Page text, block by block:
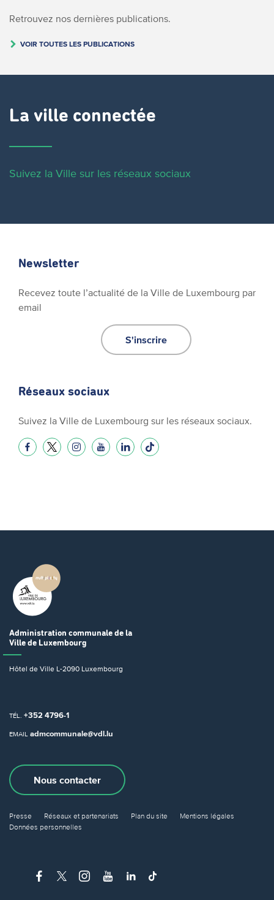
Retrouvez nos dernières publications.
VOIR TOUTES LES PUBLICATIONS
La ville connectée
Suivez la Ville sur les réseaux sociaux
Newsletter
Recevez toute l’actualité de la Ville de Luxembourg par
email
S'inscrire
Réseaux sociaux
Suivez la Ville de Luxembourg sur les réseaux sociaux.
Administration communale de la
Ville de Luxembourg
Hôtel de Ville L-2090 Luxembourg
TÉL. +352 4796-1
EMAIL admcommunale@vdl.lu
Nous contacter
Presse Réseaux et partenariats Plan du site
Mentions légales
Données personnelles